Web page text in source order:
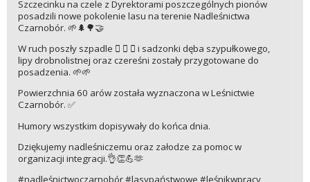
Szczecinku na czele z Dyrektorami poszczególnych pionów
posadzili nowe pokolenie lasu na terenie Nadleśnictwa
Czarnobór. 🌱🌲🌳🤝
W ruch poszły szpadle 🪏 🪏 🪏 i sadzonki dęba szypułkowego,
lipy drobnolistnej oraz czereśni zostały przygotowane do
posadzenia. 🌱🌱
Powierzchnia 60 arów została wyznaczona w Leśnictwie
Czarnobór. ✅
Humory wszystkim dopisywały do końca dnia.
Dziękujemy nadleśniczemu oraz załodze za pomoc w
organizacji integracji.👌👏💪🫶
#nadleśnictwoczarnobór #lasypaństwowe #leśnikwpracy